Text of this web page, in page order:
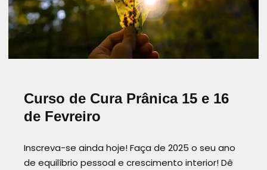
TERAPIADECASAL
UMAHORACOMATERAPEUTA
Curso de Cura Prânica 15 e 16
de Fevreiro
Inscreva-se ainda hoje! Faça de 2025 o seu ano
de equilíbrio pessoal e crescimento interior! Dê